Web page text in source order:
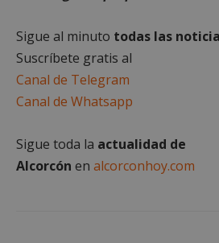
Sigue al minuto todas las
Suscríbete gratis al
Canal de Telegram
Canal de Whatsapp
Sigue toda la actualidad de
Alcorcón en alcorconhoy.com
Cookies de
preferencias
Cookies no